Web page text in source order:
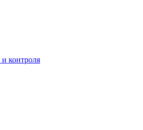
контроля